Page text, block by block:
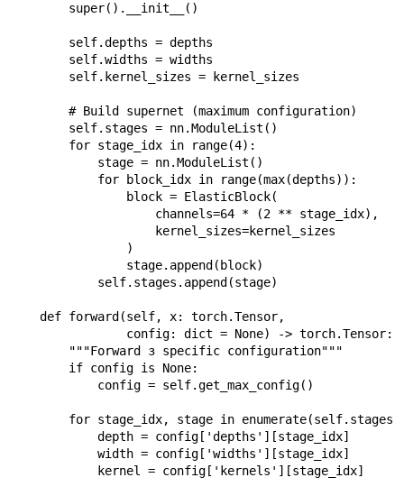
        super().__init__()
        self.depths = depths
        self.widths = widths
        self.kernel_sizes = kernel_sizes
        # Build supernet (maximum configuration)
        self.stages = nn.ModuleList()
        for stage_idx in range(4):
            stage = nn.ModuleList()
            for block_idx in range(max(depths)):
                block = ElasticBlock(
                    channels=64 * (2 ** stage_idx),
                    kernel_sizes=kernel_sizes
                )
                stage.append(block)
            self.stages.append(stage)
    def forward(self, x: torch.Tensor,
                config: dict = None) -> torch.Tensor:
        """Forward з specific configuration"""
        if config is None:
            config = self.get_max_config()
for stage_idx, stage in
            depth = config['depths'][stage_idx]
            width = config['widths'][stage_idx]
            kernel = config['kernels'][stage_idx]